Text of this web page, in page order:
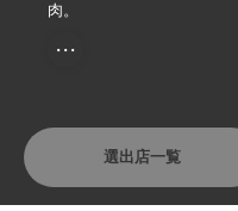
肉。
・・・
選出店一覧